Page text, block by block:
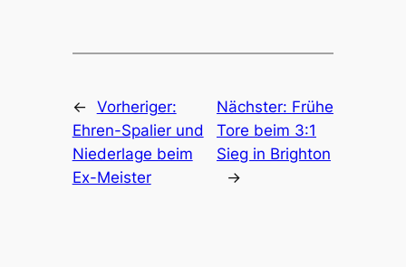
← Vorheriger:
Ehren-Spalier und
Niederlage beim
Ex-Meister
Nächster: Frühe
Tore beim 3:1
Sieg in Brighton
→